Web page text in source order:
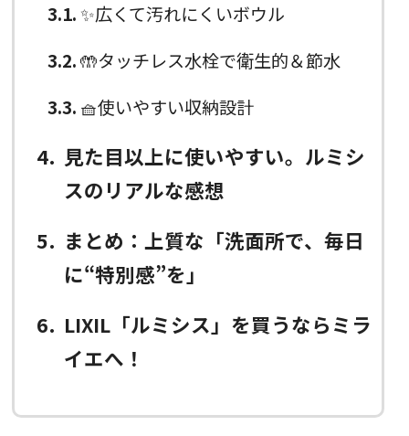
3.1 ✨広くて汚れにくいボウル
3.2 🤲タッチレス水栓で衛生的＆節水
3.3 🧺使いやすい収納設計
4
見た目以上に使いやすい。ルミシ
スのリアルな感想
5
まとめ：上質な「洗面所で、毎日
に“特別感”を」
6
LIXIL「ルミシス」を買うならミラ
イエへ！